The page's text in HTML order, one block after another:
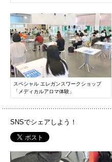
お問い合わせ 交通アクセス
BCCS
スペシャル エレガンスワークショップ
「メディカルアロマ体験」
SNSでシェアしよう！